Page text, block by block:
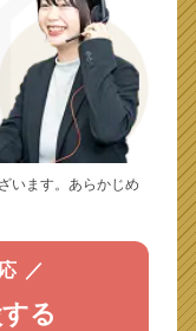
います。あらかじめ
／
する